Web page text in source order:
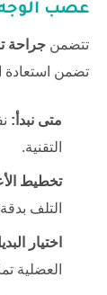
عصب الوجه
تتضمن جراحة
تضمن استعادة
متى نبدأ:
التقنية.
تخطيط
التلف
اختيار
العضلية